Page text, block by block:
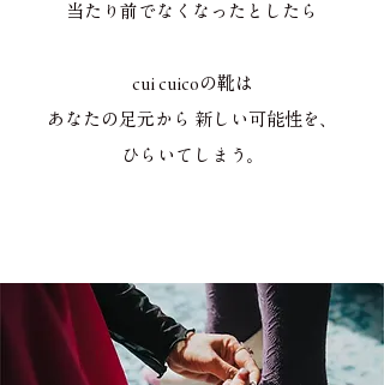
当たり前でなくなったとしたら
cui cuicoの靴は
あなたの足元から 新しい可能性を、
ひらいてしまう。